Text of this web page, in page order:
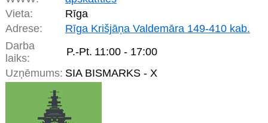
Vieta:
Rīga
Adrese:
Rīga Krišjāņa Valdemāra 149-410 kab.
Darba
laiks:
P.-Pt. 11:00 - 17:00
Uzņēmums: SIA BISMARKS - X